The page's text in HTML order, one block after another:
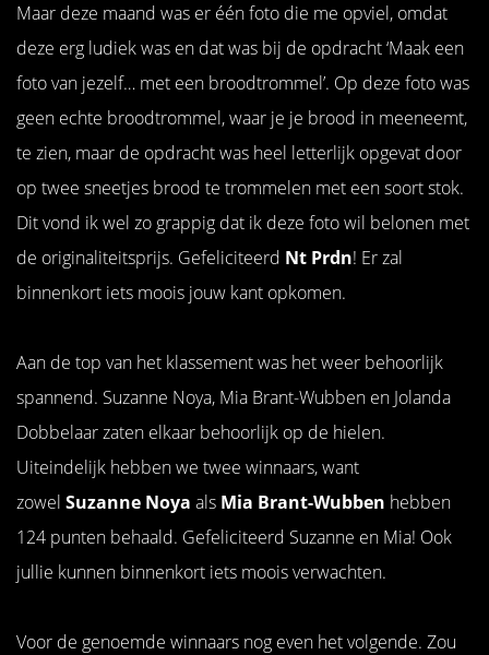
Maar deze maand was er één foto die me opviel, omdat
deze erg ludiek was en dat was bij de opdracht ‘Maak een
foto van jezelf… met een broodtrommel’. Op deze foto was
geen echte broodtrommel, waar je je brood in meeneemt,
te zien, maar de opdracht was heel letterlijk opgevat door
op twee sneetjes brood te trommelen met een soort stok.
Dit vond ik wel zo grappig dat ik deze foto wil belonen met
de originaliteitsprijs. Gefeliciteerd Nt Prdn! Er zal
binnenkort iets moois jouw kant opkomen.
Aan de top van het klassement was het weer behoorlijk
spannend. Suzanne Noya, Mia Brant-Wubben en Jolanda
Dobbelaar zaten elkaar behoorlijk op de hielen.
Uiteindelijk hebben we twee winnaars, want
zowel Suzanne Noya als Mia Brant-Wubben hebben
124 punten behaald. Gefeliciteerd Suzanne en Mia! Ook
jullie kunnen binnenkort iets moois verwachten.
Voor de genoemde winnaars nog even het volgende. Zou